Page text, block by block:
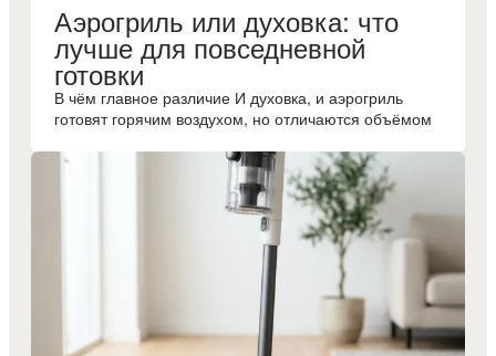
Аэрогриль или духовка: что
лучше для повседневной
готовки
В чём главное различие И духовка, и аэрогриль
готовят горячим воздухом, но отличаются объёмом